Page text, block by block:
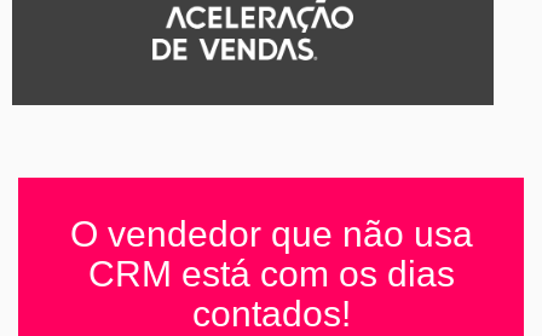
O vendedor que não usa
CRM está com os dias
contados!